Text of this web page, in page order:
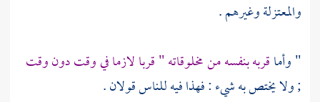
والمعتزلةوغيرهم .
" وأماقربه بنفسه من مخلوقاته " قربا لازما في وقت دون وقت
; ولا يختص به شيء : فهذا فيه للناس قولان .